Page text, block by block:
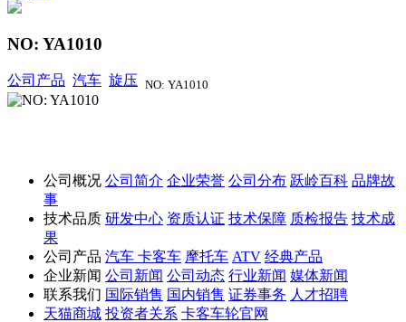
NO: YA1010
公司产品 汽车 旋压 NO: YA1010
公司概况 公司简介 企业荣誉 公司分布 跃岭百科 品牌故
事
技术品质 研发中心 资质认证 技术保障 质检报告 技术成
果
公司产品 汽车 卡客车 摩托车 ATV 经典产品
企业新闻 公司新闻 公司动态 行业新闻 媒体新闻
联系我们 国际销售 国内销售 证券事务 人才招聘
天猫商城 投资者关系 卡客车轮官网